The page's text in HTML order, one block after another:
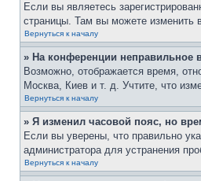
Если вы являетесь
страницы. Там вы можете изменить
Вернуться к началу
» На конференции неправильное
Возможно, отображается время,
Москва, Киев и т. д. Учтите, что
Вернуться к началу
» Я изменил часовой пояс, но
Если вы уверены, что правильно
администратора для устранения
Вернуться к началу